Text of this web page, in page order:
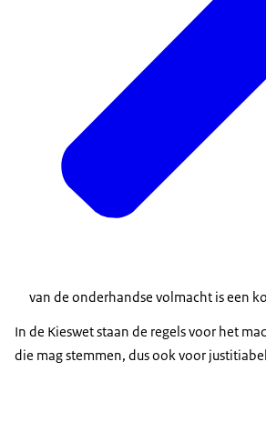
van de onderhandse volmacht is een
In de Kieswet staan de regels voor het
die mag stemmen, dus ook voor